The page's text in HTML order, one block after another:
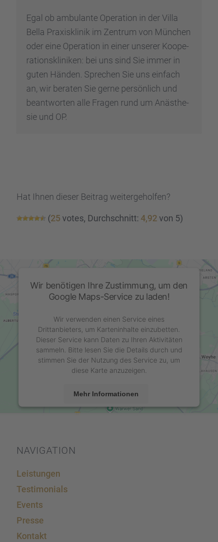
Egal ob ambulante Opera­tion in der Villa
Bella Praxis­kli­nik im Zentrum von München
oder eine Opera­tion in einer unserer Koope­
ra­ti­ons­kli­ni­ken: bei uns sind Sie immer in
guten Händen. Sprechen Sie uns einfach
an, wir beraten Sie gerne persön­lich und
beant­wor­ten alle Fragen rund um Anästhe­
sie und OP.
Hat Ihnen dieser Beitrag weiter­ge­hol­fen?
(25votes, Durch­schnitt: 4,92von 5)
Wir benötigen Ihre Zustimmung, um den
Google Maps-Service zu laden!
Wir verwenden einen Service eines
Drittanbieters, um Karteninhalte einzubetten.
Dieser Service kann Daten zu Ihren Aktivitäten
sammeln. Bitte lesen Sie die Details durch und
stimmen Sie der Nutzung des Service zu, um
diese Karte anzuzeigen.
Mehr Informationen
NAVIGA­TION
Leistun­gen
Testi­mo­ni­als
Events
Presse
Kontakt